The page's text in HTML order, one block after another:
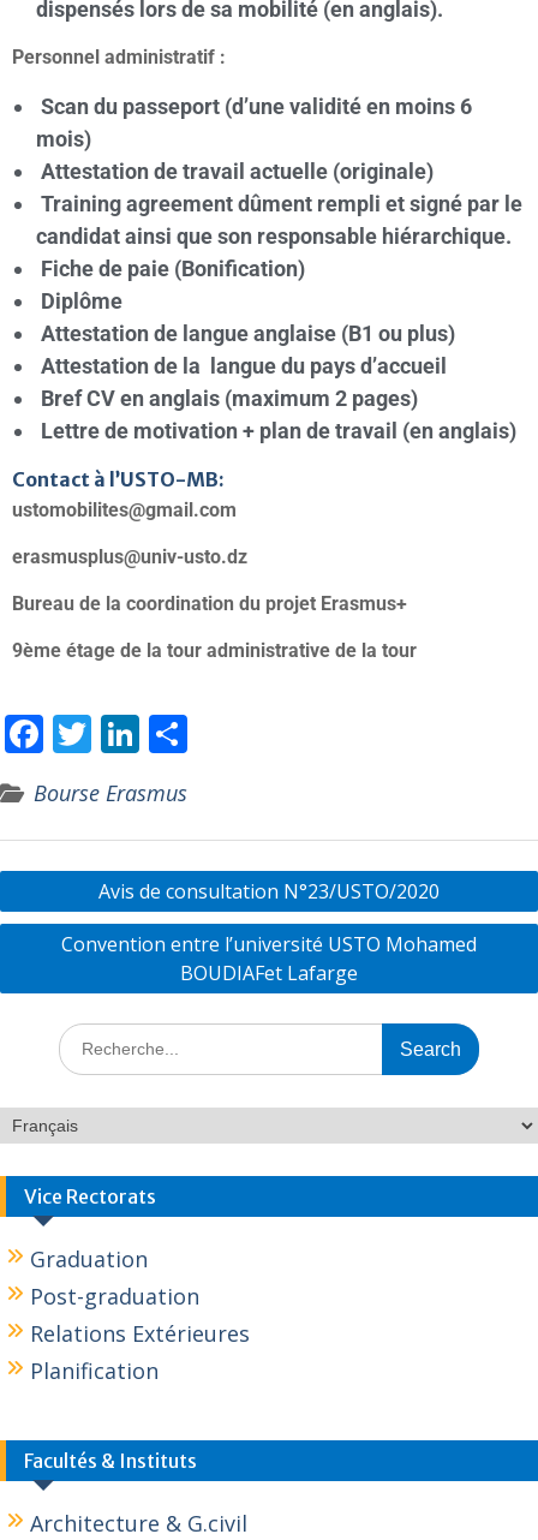
dispensés lors de sa mobilité (en anglais).
Personnel administratif :
Scan du passeport (d’une validité en moins 6
mois)
Attestation de travail actuelle (originale)
Training agreement dûment rempli et signé par le
candidat ainsi que son responsable hiérarchique.
Fiche de paie (Bonification)
Diplôme
Attestation de langue anglaise (B1 ou plus)
Attestation de la langue du pays d’accueil
Bref CV en anglais (maximum 2 pages)
Lettre de motivation + plan de travail (en anglais)
Contact à l’USTO-MB:
ustomobilites@gmail.com
erasmusplus@univ-usto.dz
Bureau de la coordination du projet Erasmus+
9ème étage de la tour administrative de la tour
F
ac
e
b
o
o
k
T
w
itt
er
Li
k
e
dI
n
g
er
Bourse Erasmus
Avis de consultation N°23/USTO/2020
Convention entre l’université USTO Mohamed
BOUDIAFet Lafarge
Vice Rectorats
Graduation
Post-graduation
Relations Extérieures
Planification
Facultés & Instituts
Architecture & G.civil